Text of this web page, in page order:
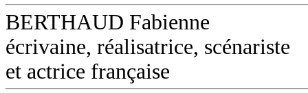
BERTHAUD Fabienne
écrivaine, réalisatrice, scénariste
et actrice française